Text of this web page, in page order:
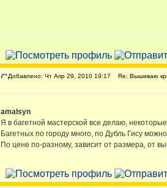
Добавлено: Чт Апр 29, 2010 19:17 Re: Вышиваю
amalsyn
Я в багетной мастерской все делаю,
Багетных по городу много, по Дубль Гису
По цене по-разному, зависит от размера, от